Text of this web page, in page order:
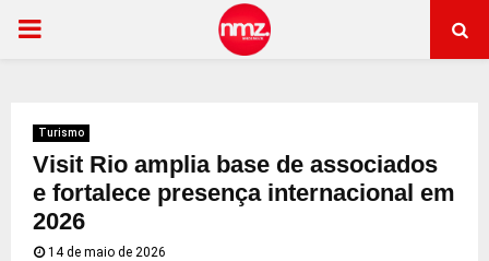
PRIMARY
Turismo
Visit Rio amplia base de associados
e fortalece presença internacional em
2026
14 de maio de 2026